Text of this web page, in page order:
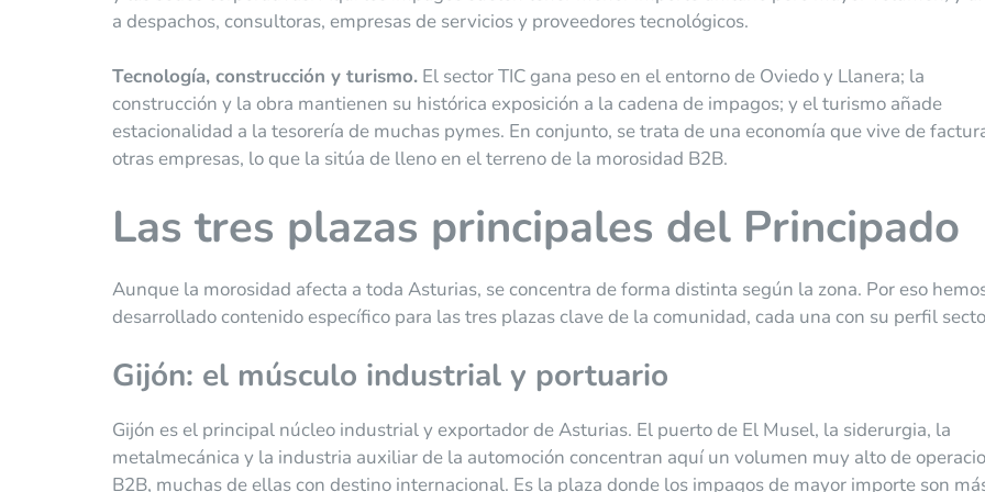
a despachos, consultoras, empresas de servicios y proveedores tecnológicos.
Tecnología, construcción y turismo. El sector TIC gana peso en el entorno de Oviedo y Llanera; la
construcción y la obra mantienen su histórica exposición a la cadena de impagos; y el turismo añade
estacionalidad a la tesorería de muchas pymes. En conjunto, se trata de una economía que vive de
otras empresas, lo que la sitúa de lleno en el terreno de la morosidad B2B.
Las tres plazas principales del Principado
Aunque la morosidad afecta a toda Asturias, se concentra de forma distinta según la zona. Por eso
desarrollado contenido específico para las tres plazas clave de la comunidad, cada una con su perfil
Gijón: el músculo industrial y portuario
Gijón es el principal núcleo industrial y exportador de Asturias. El puerto de El Musel, la siderurgia, la
metalmecánica y la industria auxiliar de la automoción concentran aquí un volumen muy alto de
B2B, muchas de ellas con destino internacional. Es la plaza donde los impagos de mayor importe son